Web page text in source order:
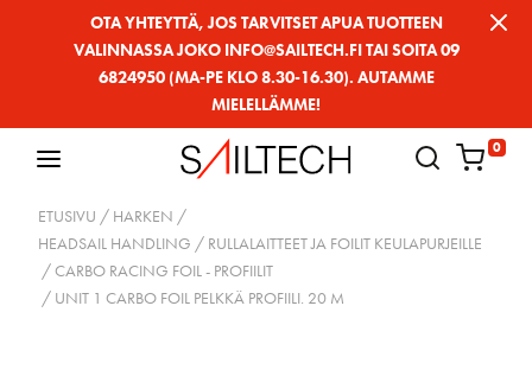
OTA YHTEYTTÄ, JOS TARVITSET APUA TUOTTEEN
VALINNASSA JOKO INFO@SAILTECH.FI TAI SOITA 09
6824950 (MA-PE KLO 8.30-16.30). AUTAMME
MIELELLÄMME!
0
ETUSIVU / HARKEN /
HEADSAIL HANDLING / RULLALAITTEET JA FOILIT KEULAPURJEILLE
/CARBO RACING FOIL - PROFIILIT
/ UNIT 1 CARBO FOIL PELKKÄ PROFIILI. 20 M